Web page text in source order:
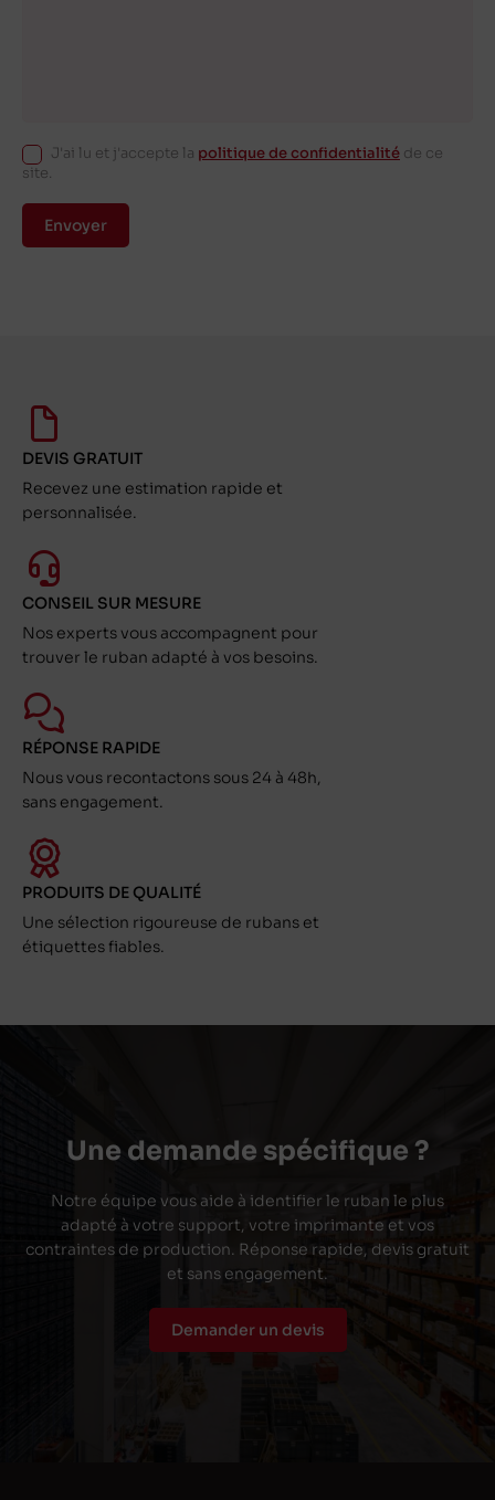
J'ai lu et j'accepte la politique de confidentialité de ce
site.
Envoyer
DEVIS GRATUIT
Recevez une estimation rapide et
personnalisée.
CONSEIL SUR MESURE
Nos experts vous accompagnent pour
trouver le ruban adapté à vos besoins.
RÉPONSE RAPIDE
Nous vous recontactons sous 24 à 48h,
sans engagement.
PRODUITS DE QUALITÉ
Une sélection rigoureuse de rubans et
étiquettes fiables.
Une demande spécifique ?
Notre équipe vous aide à identifier le ruban le plus
adapté à votre support, votre imprimante et vos
contraintes de production. Réponse rapide, devis gratuit
et sans engagement.
Demander un devis